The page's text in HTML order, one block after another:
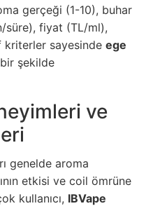
gerçeği (1-10), buhar
süre), fiyat (TL/ml),
sayesinde ege
şekilde
ve
genelde aroma
etkisi ve coil ömrüne
kullanıcı, IBVape